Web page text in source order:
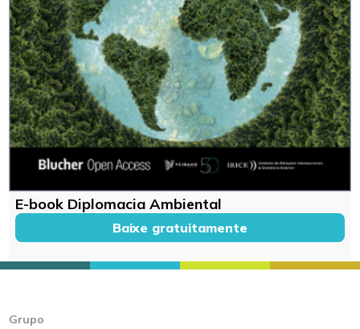
E-book Diplomacia Ambiental
Baixe gratuitamente
Grupo